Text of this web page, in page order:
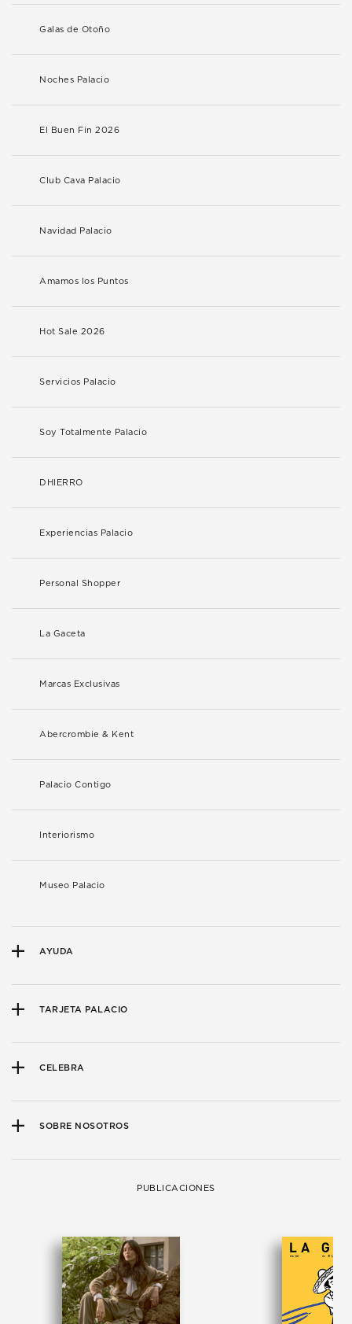
Galas de Otoño
Noches Palacio
El Buen Fin 2026
Club Cava Palacio
Navidad Palacio
Amamos los Puntos
Hot Sale 2026
Servicios Palacio
Soy Totalmente Palacio
DHIERRO
Experiencias Palacio
Personal Shopper
La Gaceta
Marcas Exclusivas
Abercrombie & Kent
Palacio Contigo
Interiorismo
Museo Palacio
AYUDA
TARJETA PALACIO
CELEBRA
SOBRE NOSOTROS
PUBLICACIONES